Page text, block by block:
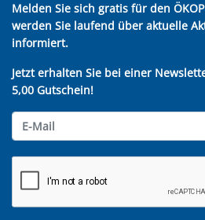
Melden Sie sich gratis für den
werden Sie laufend über aktuelle
informiert.
Jetzt erhalten Sie bei einer
5,00 Gutschein!